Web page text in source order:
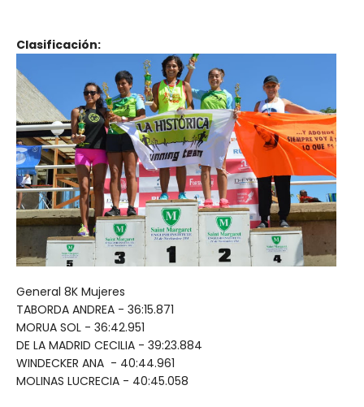
Clasificación:
General 8K Mujeres
TABORDA ANDREA - 36:15.871
MORUA SOL - 36:42.951
DE LA MADRID CECILIA - 39:23.884
WINDECKER ANA - 40:44.961
MOLINAS LUCRECIA - 40:45.058